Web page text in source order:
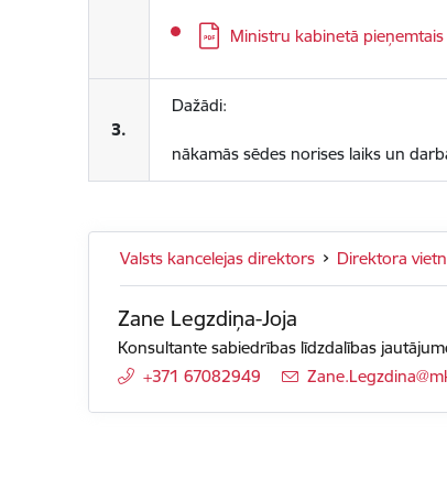
Lejupielādēt:
Ministru kabinetā
3.
Dažādi:
nākamās sēdes norises laiks un
Valsts kancelejas direktors Direktora
Zane Legzdiņa-Joja
Konsultante sabiedrības līdzdalības
+371 67082949
E-pasts: